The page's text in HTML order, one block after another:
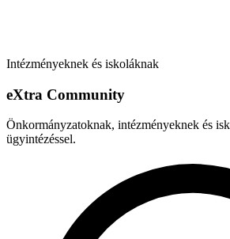
Intézményeknek és iskoláknak
eXtra Community
Önkormányzatoknak, intézményeknek és
ügyintézéssel.